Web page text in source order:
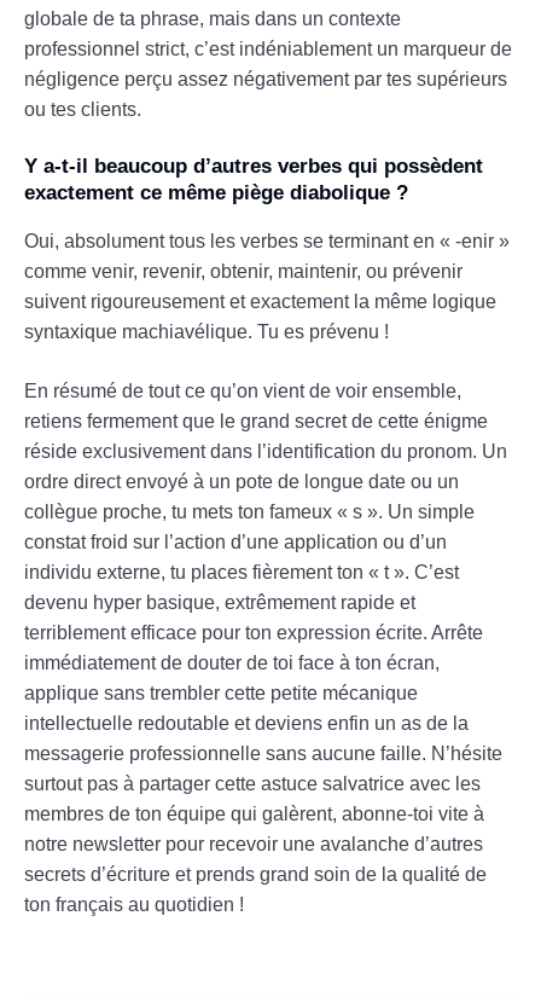
globale de ta phrase, mais dans un contexte
professionnel strict, c’est indéniablement un marqueur de
négligence perçu assez négativement par tes supérieurs
ou tes clients.
Y a-t-il beaucoup d’autres verbes qui possèdent
exactement ce même piège diabolique ?
Oui, absolument tous les verbes se terminant en « -enir »
comme venir, revenir, obtenir, maintenir, ou prévenir
suivent rigoureusement et exactement la même logique
syntaxique machiavélique. Tu es prévenu !
En résumé de tout ce qu’on vient de voir ensemble,
retiens fermement que le grand secret de cette énigme
réside exclusivement dans l’identification du pronom. Un
ordre direct envoyé à un pote de longue date ou un
collègue proche, tu mets ton fameux « s ». Un simple
constat froid sur l’action d’une application ou d’un
individu externe, tu places fièrement ton « t ». C’est
devenu hyper basique, extrêmement rapide et
terriblement efficace pour ton expression écrite. Arrête
immédiatement de douter de toi face à ton écran,
applique sans trembler cette petite mécanique
intellectuelle redoutable et deviens enfin un as de la
messagerie professionnelle sans aucune faille. N’hésite
surtout pas à partager cette astuce salvatrice avec les
membres de ton équipe qui galèrent, abonne-toi vite à
notre newsletter pour recevoir une avalanche d’autres
secrets d’écriture et prends grand soin de la qualité de
ton français au quotidien !